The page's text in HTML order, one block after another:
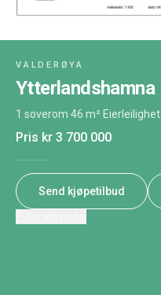
VALDERØYA
Ytterlandshamna
1 soverom·46 m²·Eierleilighet
Pris kr 3 700 000
Send kjøpetilbud